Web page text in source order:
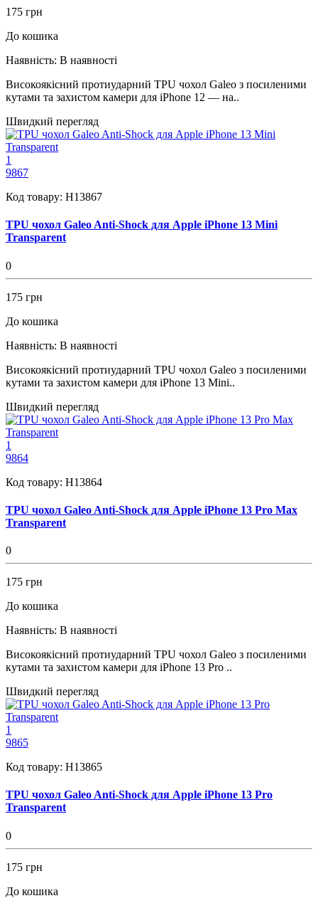
175 грн
До кошика
Наявність: В наявності
Високоякісний протиударний TPU чохол Galeo з посиленими
кутами та захистом камери для iPhone 12 — на..
Швидкий перегляд
1
9867
Код товару: H13867
TPU чохол Galeo Anti-Shock для Apple iPhone 13 Mini
Transparent
0
175 грн
До кошика
Наявність: В наявності
Високоякісний протиударний TPU чохол Galeo з посиленими
кутами та захистом камери для iPhone 13 Mini..
Швидкий перегляд
1
9864
Код товару: H13864
TPU чохол Galeo Anti-Shock для Apple iPhone 13 Pro Max
Transparent
0
175 грн
До кошика
Наявність: В наявності
Високоякісний протиударний TPU чохол Galeo з посиленими
кутами та захистом камери для iPhone 13 Pro ..
Швидкий перегляд
1
9865
Код товару: H13865
TPU чохол Galeo Anti-Shock для Apple iPhone 13 Pro
Transparent
0
175 грн
До кошика